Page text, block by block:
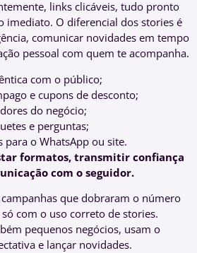
links clicáveis, tudo pronto
imediato. O diferencial dos stories é
comunicar novidades em tempo
pessoal com quem te acompanha.
com o público;
e cupons de desconto;
do negócio;
e perguntas;
para o WhatsApp ou site.
formatos, transmitir confiança
com o seguidor.
que dobraram o número
com o uso correto de stories.
pequenos negócios, usam o
e lançar novidades.